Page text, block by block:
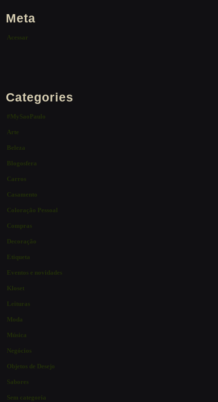
Meta
Acessar
Categories
#MySaoPaulo
Arte
Beleza
Blogosfera
Carros
Casamento
Coloração Pessoal
Compras
Decoração
Etiqueta
Eventos e novidades
Kloset
Leituras
Moda
Música
Negócios
Objetos de Desejo
Sabores
Sem categoria